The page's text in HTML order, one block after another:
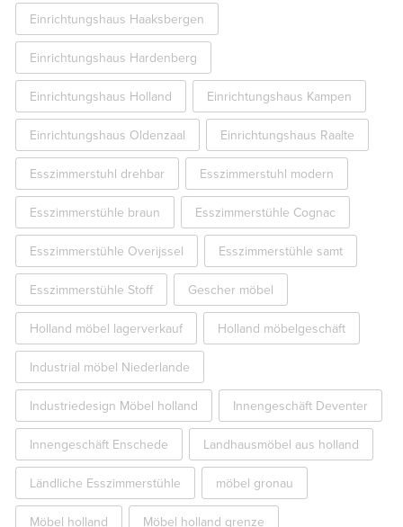
Einrichtungshaus Haaksbergen
Einrichtungshaus Hardenberg
Einrichtungshaus Holland Einrichtungshaus Kampen
Einrichtungshaus Oldenzaal Einrichtungshaus Raalte
Esszimmerstuhl drehbar Esszimmerstuhl modern
Esszimmerstühle braun Esszimmerstühle Cognac
Esszimmerstühle Overijssel Esszimmerstühle samt
Esszimmerstühle Stoff Gescher möbel
Holland möbel lagerverkauf Holland möbelgeschäft
Industrial möbel Niederlande
Industriedesign Möbel holland Innengeschäft Deventer
Innengeschäft Enschede Landhausmöbel aus holland
Ländliche Esszimmerstühle möbel gronau
Möbel holland Möbel holland grenze